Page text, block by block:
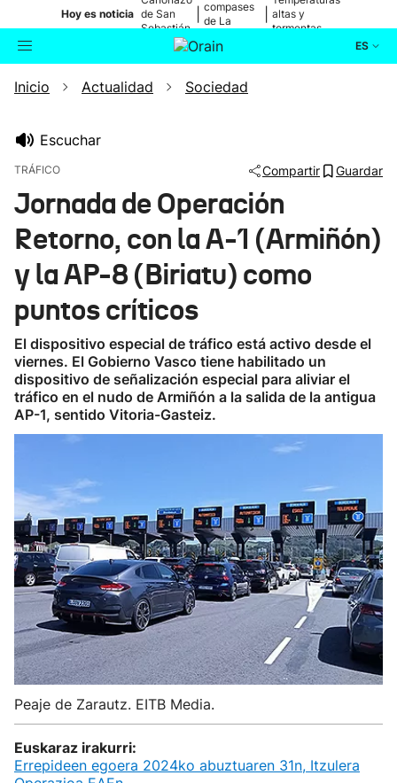
Hoy es noticia de San
Sebastián
compases
de La
altas y
tormentas
ES
Buscador Actualidad
Ikusmiran
Eguraldia
Inicio Actualidad Sociedad
Escuchar
TRÁFICO Compartir Guardar
Jornada de Operación
Retorno, con la A-1 (Armiñón)
y la AP-8 (Biriatu) como
puntos críticos
El dispositivo especial de tráfico está activo desde el
viernes. El Gobierno Vasco tiene habilitado un
dispositivo de señalización especial para aliviar el
tráfico en el nudo de Armiñón a la salida de la antigua
AP-1, sentido Vitoria-Gasteiz.
Peaje de Zarautz. EITB Media.
Euskaraz irakurri:
Errepideen egoera 2024ko abuztuaren 31n, Itzulera